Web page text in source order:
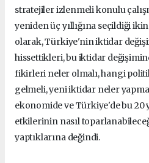
stratejiler izlenmeli konulu
yeniden üç yıllığına seçildiği
olarak, Türkiye'nin iktidar
hissettikleri, bu iktidar
fikirleri neler olmalı, hangi
gelmeli, yeni iktidar neler
ekonomide ve Türkiye'de bu 20
etkilerinin nasıl
yaptıklarına değindi.